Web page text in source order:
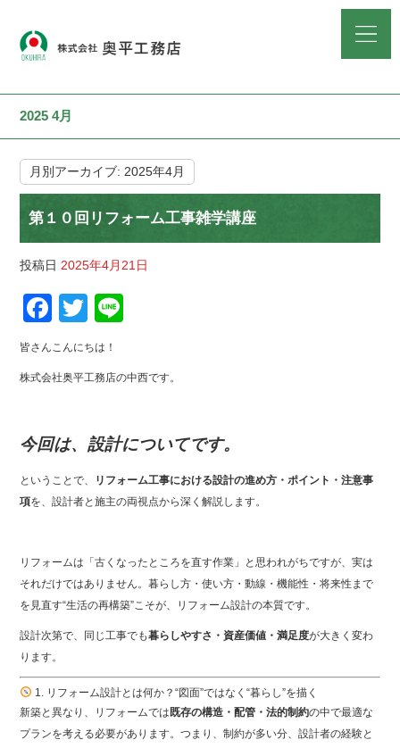
2025 4月
月別アーカイブ: 2025年4月
第１０回リフォーム工事雑学講座
投稿日 2025年4月21日
F
a
c
e
o
o
k
T
wi
tt
er
e
皆さんこんにちは！
株式会社奥平工務店の中西です。
今回は、設計についてです。
ということで、
リフォーム工事における設計の進め方・ポイント・注意事
項を、設計者と施主の両視点から深く解説します。
リフォームは「古くなったところを直す作業」と思われがちですが、実は
それだけではありません。暮らし方・使い方・動線・機能性・将来性まで
を見直す“生活の再構築”こそが、リフォーム設計の本質です。
設計次第で、同じ工事でも暮らしやすさ・資産価値・満足度が大きく変わ
ります。
1. リフォーム設計とは何か？“図面”ではなく“暮らし”を描く
新築と異なり、リフォームでは 既存の構造・配管・法的制約の中で最適な
プランを考える必要があります。つまり、制約が多い分、設計者の経験と